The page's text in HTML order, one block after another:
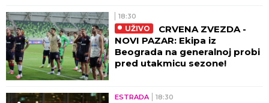
18:30
UŽIVO
CRVENA ZVEZDA -
NOVI PAZAR: Ekipa iz
Beograda na generalnoj probi
pred utakmicu sezone!
ESTRADA 18:30